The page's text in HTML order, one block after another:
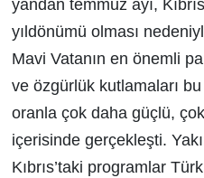
yandan temmuz ayı,
yıldönümü olması
Mavi Vatanın en önemli
ve özgürlük kutlamaları
oranla çok daha güçlü,
içerisinde gerçekleşti.
Kıbrıs’taki programlar